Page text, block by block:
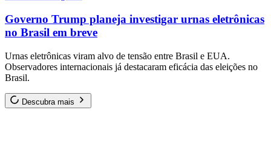
Governo Trump planeja investigar urnas eletrônicas
no Brasil em breve
Urnas eletrônicas viram alvo de tensão entre Brasil e EUA.
Observadores internacionais já destacaram eficácia das eleições no
Brasil.
Descubra mais